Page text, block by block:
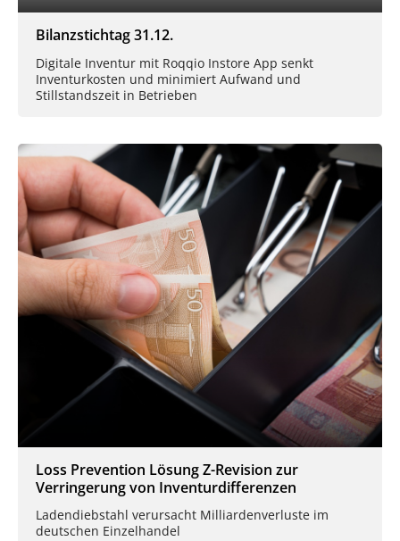
Bilanzstichtag 31.12.
Digitale Inventur mit Roqqio Instore App senkt
Inventurkosten und minimiert Aufwand und
Stillstandszeit in Betrieben
Loss Prevention Lösung Z-Revision zur
Verringerung von Inventurdifferenzen
Ladendiebstahl verursacht Milliardenverluste im
deutschen Einzelhandel